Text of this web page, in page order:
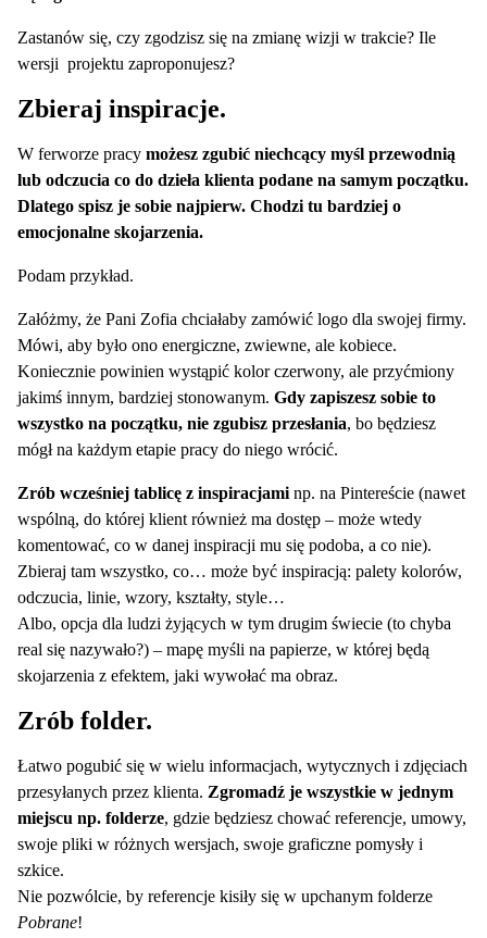
Zastanów się, czy zgodzisz się na zmianę wizji w trakcie? Ile
wersji projektu zaproponujesz?
Zbieraj inspiracje.
W ferworze pracy możesz zgubić niechcący myśl przewodnią
lub odczucia co do dzieła klienta podane na samym początku.
Dlatego spisz je sobie najpierw. Chodzi tu bardziej o
emocjonalne skojarzenia.
Podam przykład.
Załóżmy, że Pani Zofia chciałaby zamówić logo dla swojej firmy.
Mówi, aby było ono energiczne, zwiewne, ale kobiece.
Koniecznie powinien wystąpić kolor czerwony, ale przyćmiony
jakimś innym, bardziej stonowanym. Gdy zapiszesz sobie to
wszystko na początku, nie zgubisz przesłania, bo będziesz
mógł na każdym etapie pracy do niego wrócić.
Zrób wcześniej tablicę z inspiracjaminp. na Pintereście (nawet
wspólną, do której klient również ma dostęp – może wtedy
komentować, co w danej inspiracji mu się podoba, a co nie).
Zbieraj tam wszystko, co… może być inspiracją: palety kolorów,
odczucia, linie, wzory, kształty, style…
Albo, opcja dla ludzi żyjących w tym drugim świecie (to chyba
real się nazywało?) – mapę myśli na papierze, w której będą
skojarzenia z efektem, jaki wywołać ma obraz.
Zrób folder.
Łatwo pogubić się w wielu informacjach, wytycznych i zdjęciach
przesyłanych przez klienta. Zgromadź je wszystkie w jednym
miejscu np. folderze, gdzie będziesz chować referencje, umowy,
swoje pliki w różnych wersjach, swoje graficzne pomysły i
szkice.
Nie pozwólcie, by referencje kisiły się w upchanym folderze
Pobrane!